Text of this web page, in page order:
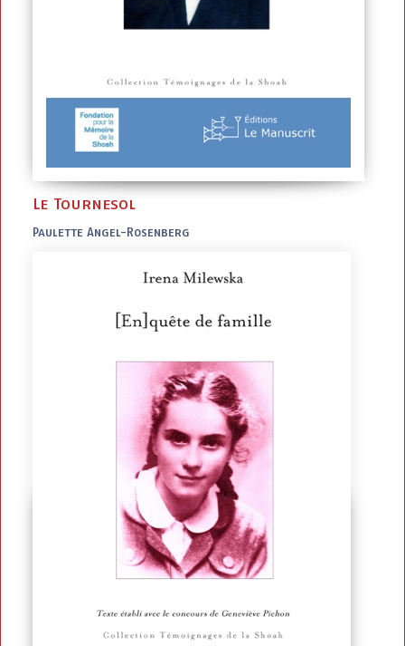
Le Tournesol
Paulette Angel-Rosenberg